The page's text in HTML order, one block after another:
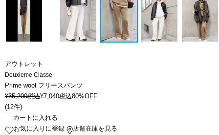
アウトレット
Deuxieme Classe
Prime wool フリースパンツ
¥35,200税込¥7,040税込80%OFF
(12件)
カートに入れる
お気に入りに登録
店舗在庫を見る